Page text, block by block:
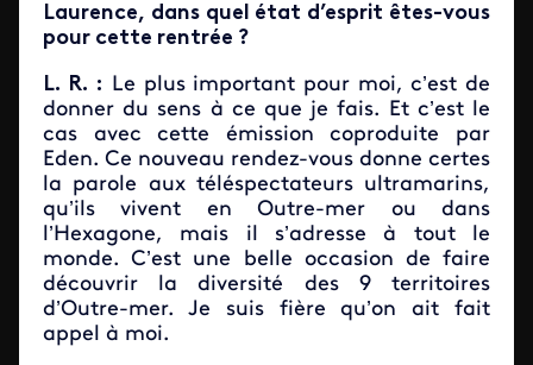
Laurence, dans quel état d’esprit êtes-vous
pour cette rentrée ?
L. R. : Le plus important pour moi, c’est de
donner du sens à ce que je fais. Et c’est le
cas avec cette émission coproduite par
Eden. Ce nouveau rendez-vous donne certes
la parole aux téléspectateurs ultramarins,
qu’ils vivent en Outre-mer ou dans
l’Hexagone, mais il s’adresse à tout le
monde. C’est une belle occasion de faire
découvrir la diversité des 9 territoires
d’Outre-mer. Je suis fière qu’on ait fait
appel à moi.